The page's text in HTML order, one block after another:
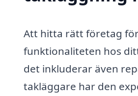
Att hitta rätt företag
funktionaliteten hos
det inkluderar även
takläggare har den